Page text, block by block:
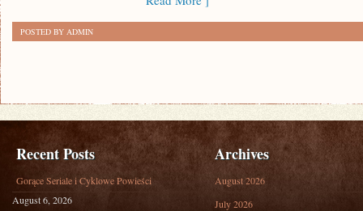
POSTED BY ADMIN
Recent Posts
Gorące Seriale i Cyklowe Powieści
August 6, 2026
Archives
August 2026
July 2026